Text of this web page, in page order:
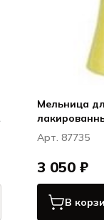
Мельница для соли
ВЕРОНА /
Арт. 87735
3 050 ₽
В